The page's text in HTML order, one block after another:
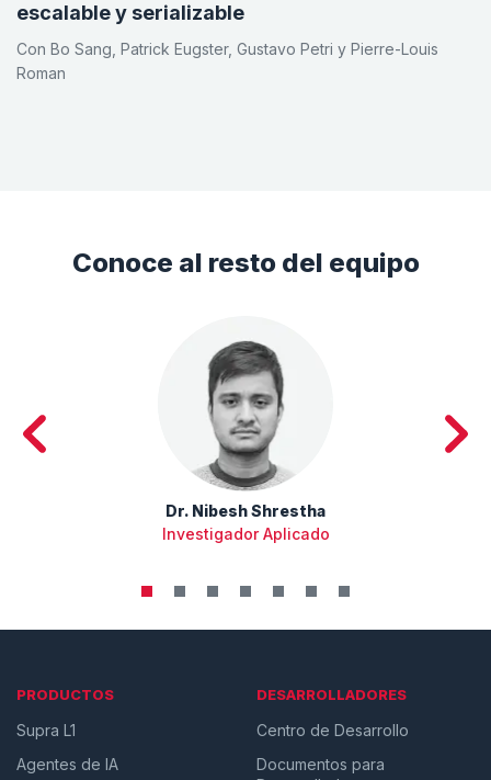
escalable y serializable
Con Bo Sang, Patrick Eugster, Gustavo Petri y Pierre-Louis
Roman
Conoce al resto del equipo
Dr. Nibesh Shrestha
Investigador Aplicado
PRODUCTOS
Supra L1
Agentes de IA
DESARROLLADORES
Centro de Desarrollo
Documentos para